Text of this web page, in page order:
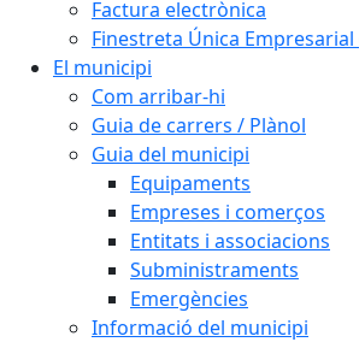
Factura electrònica
Finestreta Única Empresarial
El municipi
Com arribar-hi
Guia de carrers / Plànol
Guia del municipi
Equipaments
Empreses i comerços
Entitats i associacions
Subministraments
Emergències
Informació del municipi